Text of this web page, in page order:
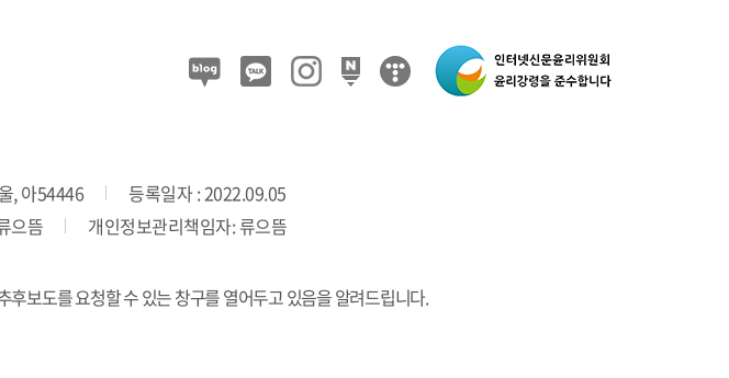
, 아54446
등록일자 : 2022.09.05
으뜸 개인정보관리책임자: 류으뜸
보도를 요청할 수 있는 창구를 열어두고 있음을 알려드립니다.